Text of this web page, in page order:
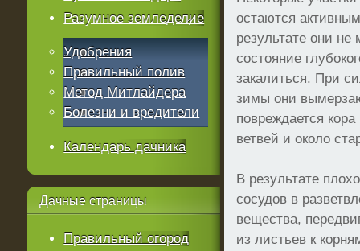
остаются
результате они не
состояние
закалиться. При
зимы они
повреждается
ветвей и около
В результате
сосудов в
вещества,
из листьев к
Разумное земледелие
Удобрения
Правильный полив
Метод Митлайдера
Болезни и вредители
Календарь дачника
Дачные страницы
Правильный огород